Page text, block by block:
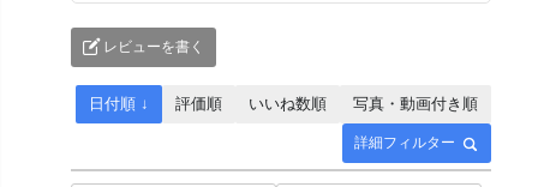
レビューを書く
詳細フィルター
日付順 ↓ 評価順 いいね数順 写真・動画付き順